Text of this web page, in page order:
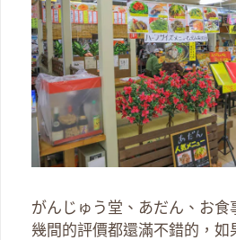
がんじゅう堂、あだん、お食
幾間的評價都還滿不錯的，如